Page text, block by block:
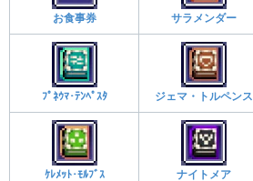
お食事券 サラメンダー
ﾌﾟﾈｳﾏ･ﾃﾝﾍﾟｽﾀ ジェマ・トルペンス
ｹﾚﾒｯﾄ･ﾓﾙﾌﾞｽ ナイトメア